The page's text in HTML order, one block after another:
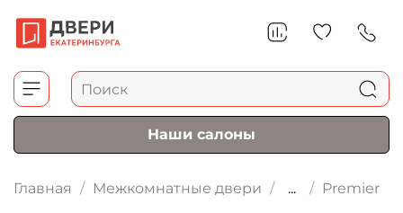
Наши салоны
Главная Межкомнатные двери ... Premier